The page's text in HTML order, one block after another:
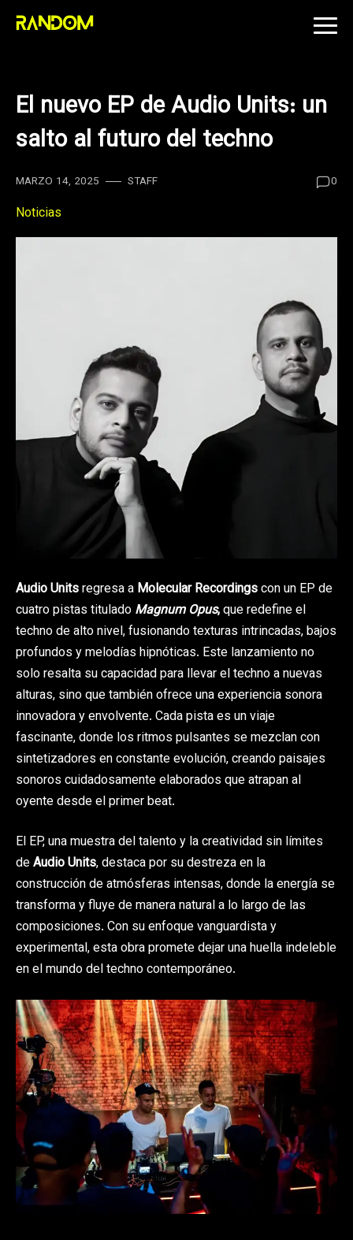
Skip
El nuevo EP de Audio Units: un
salto al futuro del techno
MARZO 14, 2025 STAFF 0
Noticias
Audio Unitsregresa a Molecular Recordingscon un EP de
cuatro pistas titulado Magnum Opus,que redefine el
techno de alto nivel, fusionando texturas intrincadas, bajos
profundos y melodías hipnóticas. Este lanzamiento no
solo resalta su capacidad para llevar el techno a nuevas
alturas, sino que también ofrece una experiencia sonora
innovadora y envolvente. Cada pista es un viaje
fascinante, donde los ritmos pulsantes se mezclan con
sintetizadores en constante evolución, creando paisajes
sonoros cuidadosamente elaborados que atrapan al
oyente desde el primer beat.
El EP, una muestra del talento y la creatividad sin límites
deAudio Units, destaca por su destreza en la
construcción de atmósferas intensas, donde la energía se
transforma y fluye de manera natural a lo largo de las
composiciones. Con su enfoque vanguardista y
experimental, esta obra promete dejar una huella indeleble
en el mundo del techno contemporáneo.